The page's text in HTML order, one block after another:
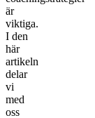
är
viktiga.
I den
här
artikeln
delar
vi
med
oss